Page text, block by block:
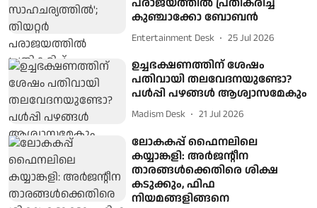
കുഞ്ചാക്കോ ബോബൻ
Entertainment Desk 25 Jul 2026
ഉച്ചഭക്ഷണത്തിന് ശേഷം
പതിവായി തലവേദനയുണ്ടോ?
പൾപ്പി പഴങ്ങൾ ആശ്വാസമേകും
Madism Desk 21 Jul 2026
ലോകകപ്പ് ഫൈനലിലെ
കയ്യാങ്കളി: അർജന്റീന
താരങ്ങൾക്കെതിരെ ശിക്ഷ
കടുക്കും, ഫിഫ
നിയമങ്ങളിങ്ങനെ